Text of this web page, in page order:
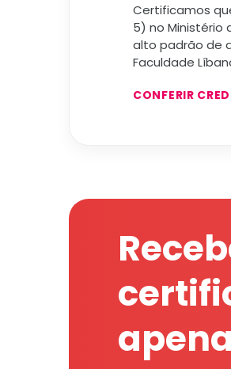
Certificamos
5) no Ministério
alto padrão de
Faculdade
CONFERIR